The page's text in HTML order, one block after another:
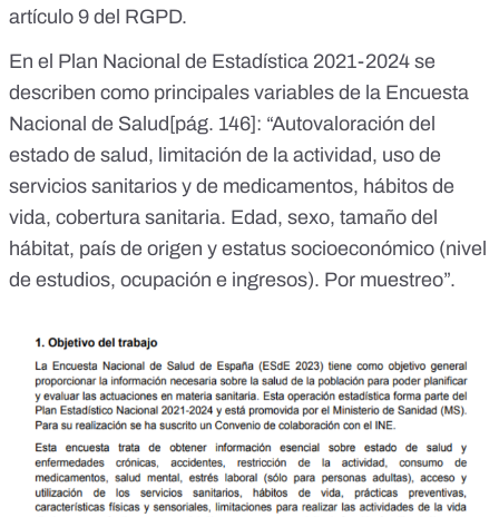
artículo 9 del RGPD.
En el Plan Nacional de Estadística 2021-2024 se
describen como principales variables de la Encuesta
Nacional de Salud[pág. 146]: “Autovaloración del
estado de salud, limitación de la actividad, uso de
servicios sanitarios y de medicamentos, hábitos de
vida, cobertura sanitaria. Edad, sexo, tamaño del
hábitat, país de origen y estatus socioeconómico (nivel
de estudios, ocupación e ingresos). Por muestreo”.